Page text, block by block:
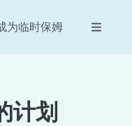
为临时保姆
计划